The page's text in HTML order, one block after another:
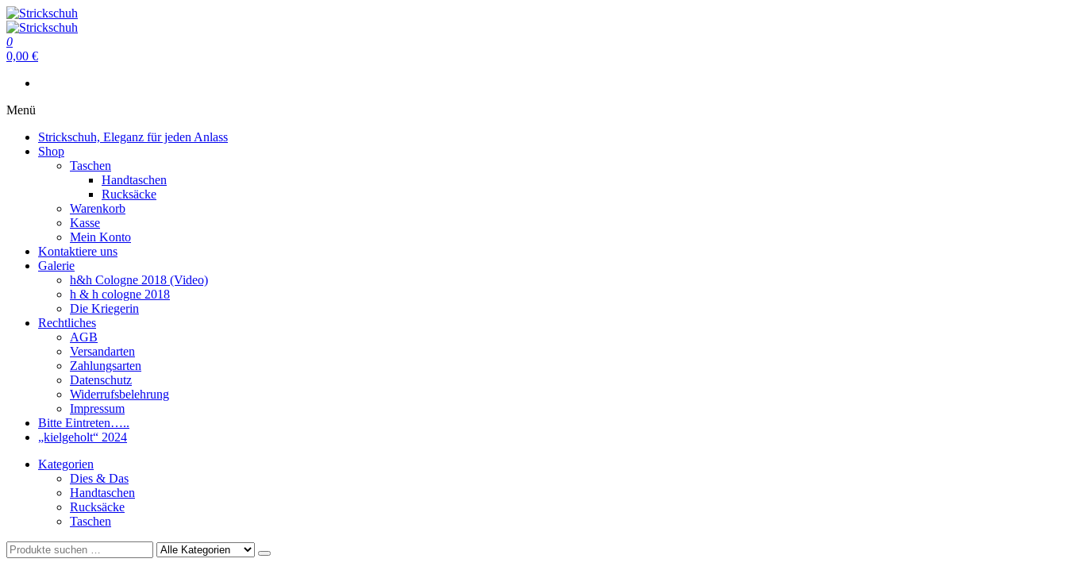
Zum
Inhalt
springen
Strickschuh
Strickschuh
0
0,00 €
Menü
Strickschuh, Eleganz für jeden Anlass
Shop
Taschen
Handtaschen
Rucksäcke
Warenkorb
Kasse
Mein Konto
Kontaktiere uns
Galerie
h&h Cologne 2018 (Video)
h & h cologne 2018
Die Kriegerin
Rechtliches
AGB
Versandarten
Zahlungsarten
Datenschutz
Widerrufsbelehrung
Impressum
Bitte Eintreten…..
„kielgeholt“ 2024
Kategorien
Dies & Das
Handtaschen
Rucksäcke
Taschen